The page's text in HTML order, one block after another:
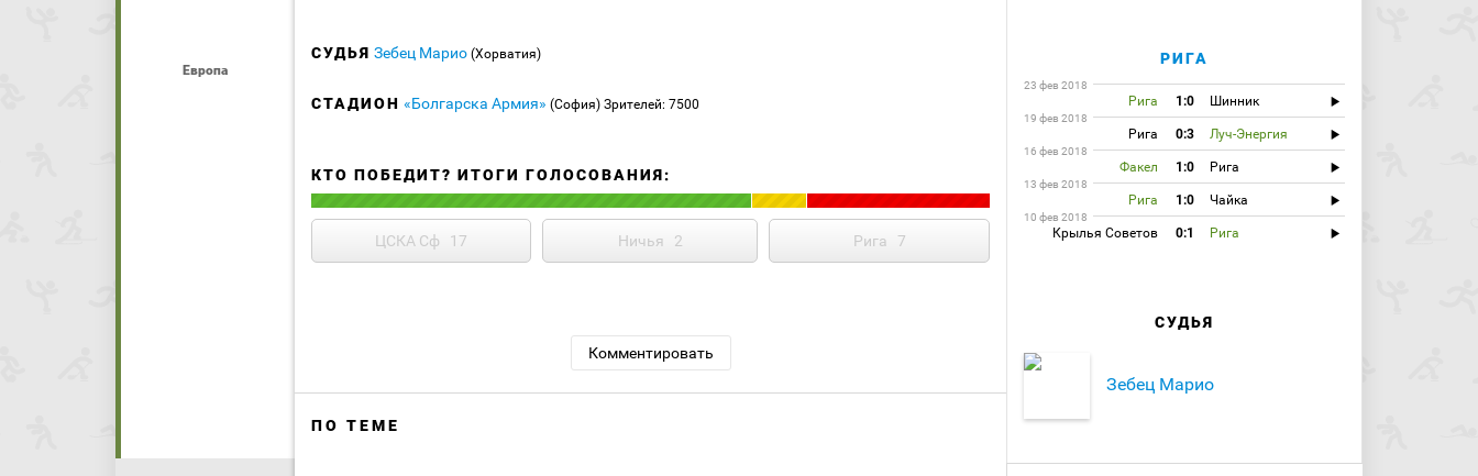
Европа
СУДЬЯ Зебец Марио (Хорватия)
СТАДИОН «Болгарска Армия» (София) Зрителей: 7500
КТО ПОБЕДИТ? ИТОГИ ГОЛОСОВАНИЯ:
ЦСКА Сф 17 Ничья 2 Рига 7
Комментировать
ПО ТЕМЕ
РИГА
23 фев 2018
Рига 1:0 Шинник
19 фев 2018
Рига 0:3 Луч-Энергия
16 фев 2018
Факел 1:0 Рига
13 фев 2018
Рига 1:0 Чайка
10 фев 2018
Крылья Советов 0:1 Рига
СУДЬЯ
Зебец Марио